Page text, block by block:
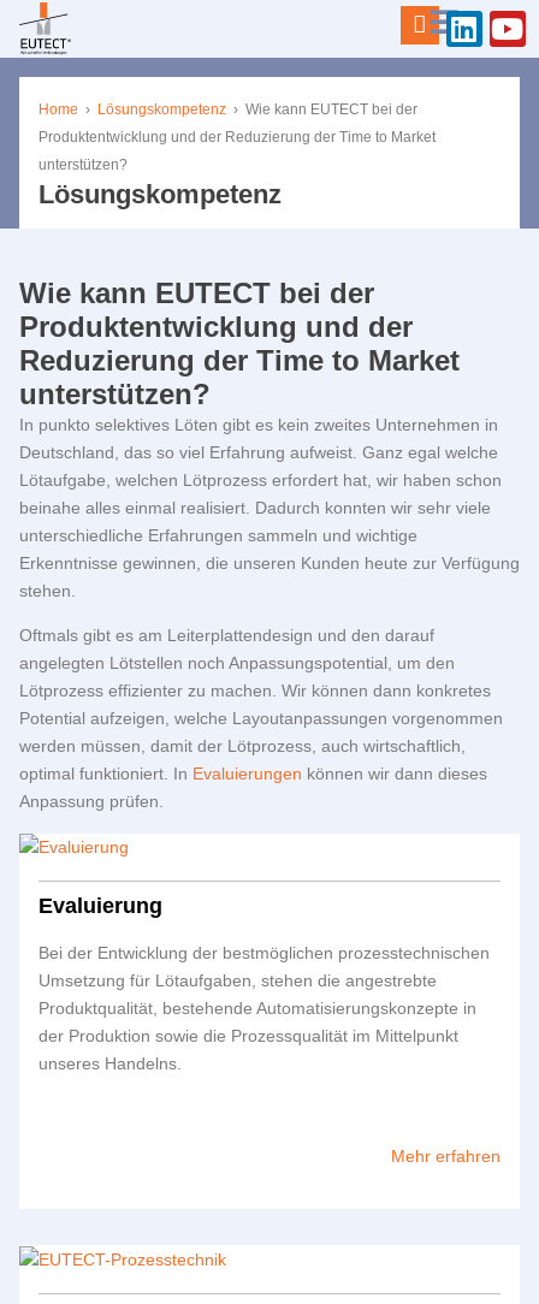
Home › Lösungskompetenz › Wie kann EUTECT bei der
Produktentwicklung und der Reduzierung der Time to Market
unterstützen?
Lösungskompetenz
Wie kann EUTECT bei der
Produktentwicklung und der
Reduzierung der Time to Market
unterstützen?
In punkto selektives Löten gibt es kein zweites Unternehmen in
Deutschland, das so viel Erfahrung aufweist. Ganz egal welche
Lötaufgabe, welchen Lötprozess erfordert hat, wir haben schon
beinahe alles einmal realisiert. Dadurch konnten wir sehr viele
unterschiedliche Erfahrungen sammeln und wichtige
Erkenntnisse gewinnen, die unseren Kunden heute zur Verfügung
stehen.
Oftmals gibt es am Leiterplattendesign und den darauf
angelegten Lötstellen noch Anpassungspotential, um den
Lötprozess effizienter zu machen. Wir können dann konkretes
Potential aufzeigen, welche Layoutanpassungen vorgenommen
werden müssen, damit der Lötprozess, auch wirtschaftlich,
optimal funktioniert. In Evaluierungen können wir dann dieses
Anpassung prüfen.
Evaluierung
Bei der Entwicklung der bestmöglichen prozesstechnischen
Umsetzung für Lötaufgaben, stehen die angestrebte
Produktqualität, bestehende Automatisierungskonzepte in
der Produktion sowie die Prozessqualität im Mittelpunkt
unseres Handelns.
Mehr erfahren